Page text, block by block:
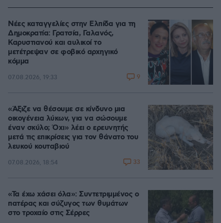
Νέες καταγγελίες στην Ελπίδα για τη
Δημοκρατία: Γρατσία, Γαλανός,
Καρυστιανού και αυλικοί το
μετέτρεψαν σε φοβικό αρχηγικό
κόμμα
07.08.2026, 19:33 9
«Άξιζε να θέσουμε σε κίνδυνο μια
οικογένεια λύκων, για να σώσουμε
έναν σκύλο; Όχι» λέει ο ερευνητής
μετά τις επικρίσεις για τον θάνατο του
λευκού κουταβιού
07.08.2026, 18:54 33
«Τα έχω χάσει όλα»: Συντετριμμένος ο
πατέρας και σύζυγος των θυμάτων
στο τροχαίο στις Σέρρες